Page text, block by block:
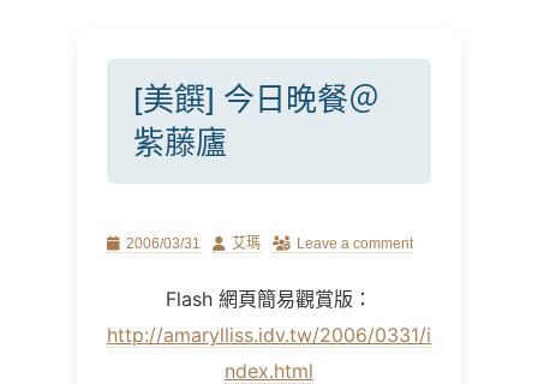
[美饌] 今日晚餐＠
紫藤廬
Posted
2006/03/31 Author
艾瑪 Leave a comment
Flash 網頁簡易觀賞版：
http://amarylliss.idv.tw/2006/0331/i
ndex.html